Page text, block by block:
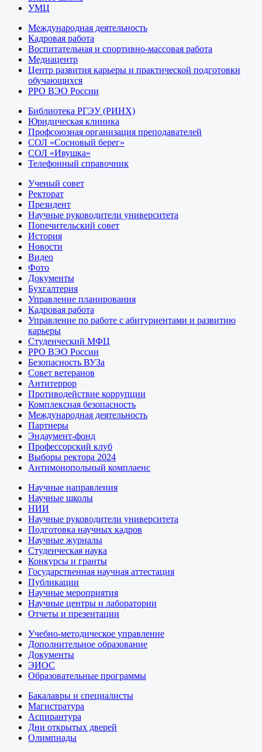
УМЦ
Международная деятельность
Кадровая работа
Воспитательная и спортивно-массовая работа
Медиацентр
Центр развития карьеры и практической подготовки
обучающихся
РРО ВЭО России
Библиотека РГЭУ (РИНХ)
Юридическая клиника
Профсоюзная организация преподавателей
СОЛ «Сосновый берег»
СОЛ «Ивушка»
Телефонный справочник
Ученый совет
Ректорат
Президент
Научные руководители университета
Попечительский совет
История
Новости
Видео
Фото
Документы
Бухгалтерия
Управление планирования
Кадровая работа
Управление по работе с абитуриентами и развитию
карьеры
Студенческий МФЦ
РРО ВЭО России
Безопасность ВУЗа
Совет ветеранов
Антитеррор
Противодействие коррупции
Комплексная безопасность
Международная деятельность
Партнеры
Эндаумент-фонд
Профессорский клуб
Выборы ректора 2024
Антимонопольный комплаенс
Научные направления
Научные школы
НИИ
Научные руководители университета
Подготовка научных кадров
Научные журналы
Студенческая наука
Конкурсы и гранты
Государственная научная аттестация
Публикации
Научные мероприятия
Научные центры и лаборатории
Отчеты и презентации
Учебно-методическое управление
Дополнительное образование
Документы
ЭИОС
Образовательные программы
Бакалавры и специалисты
Магистратура
Аспирантура
Дни открытых дверей
Олимпиады